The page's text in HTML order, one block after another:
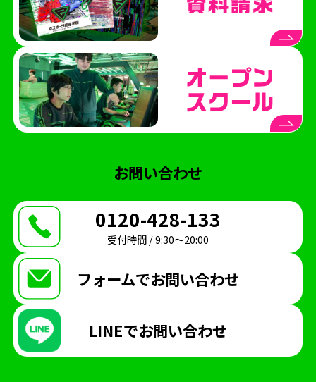
オープンスクール
eFootball
呂布カルマ
テレビ愛知
ハイスクールeスポーツライフ
授業
中学生コース
海外視察
STAGE:0
シブヤeスタジアム
ブクロeスタジアム
ナゴヤeスタジアム
メディア掲載情報
イベント
FIFA 講師 オンラインコース
お問い合わせ
0120-428-133
受付時間 / 9:30〜20:00
フォームでお問い合わせ
LINEでお問い合わせ